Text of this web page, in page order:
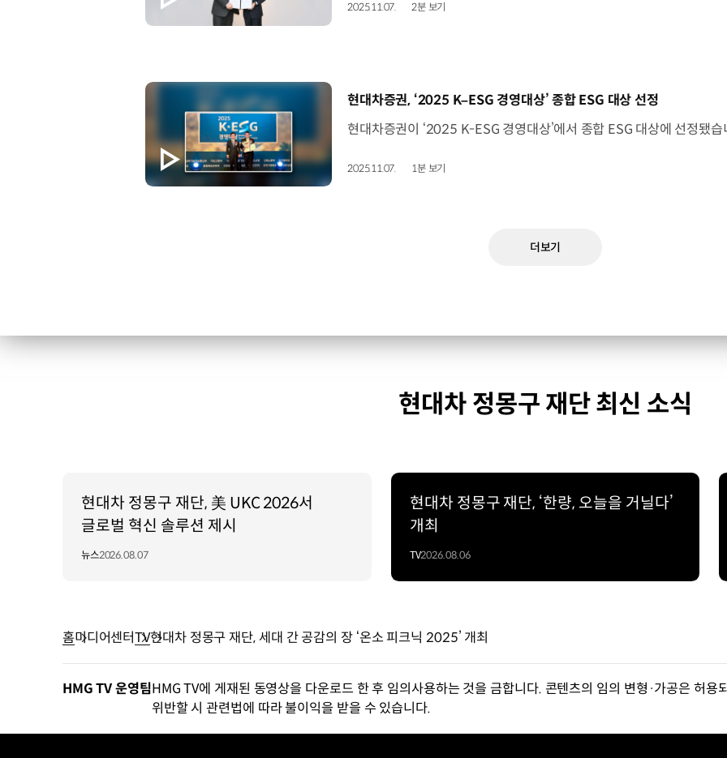
2025.11.07. 2분 보기
[동영상]
현대차증권, ‘2025 K–ESG 경영대상’ 종합 ESG 대상 선정
2025.11.07. 1분 보기
더보기
현대차 정몽구 재단 최신 소식
현대차 정몽구 재단, 美 UKC 2026서
글로벌 혁신 솔루션 제시
뉴스2026.08.07
현대차 정몽구 재단, ‘한량, 오늘을 거닐다’
개최
TV2026.08.06
홈미디어센터TV현대차 정몽구 재단, 세대 간 공감의 장 ‘온소 피크닉 2025’ 개최
HMG TV 운영팀HMG TV에 게재된 동영상을 다운로드 한 후 임의사용하는 것을 금합니다. 콘텐츠의 임의 변형·가공은 허
위반할 시 관련법에 따라 불이익을 받을 수 있습니다.